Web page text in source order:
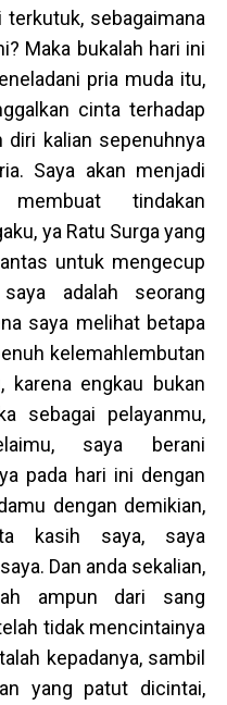
sebagaimana
Maka bukalah hari ini
pria muda itu,
cinta terhadap
kalian sepenuhnya
Saya akan menjadi
tindakan
ya Ratu Surga yang
untuk mengecup
adalah seorang
saya melihat betapa
kelemahlembutan
karena engkau bukan
sebagai pelayanmu,
saya berani
pada hari ini dengan
dengan demikian,
kasih saya, saya
Dan anda sekalian,
ampun dari sang
tidak mencintainya
kepadanya, sambil
yang patut dicintai,